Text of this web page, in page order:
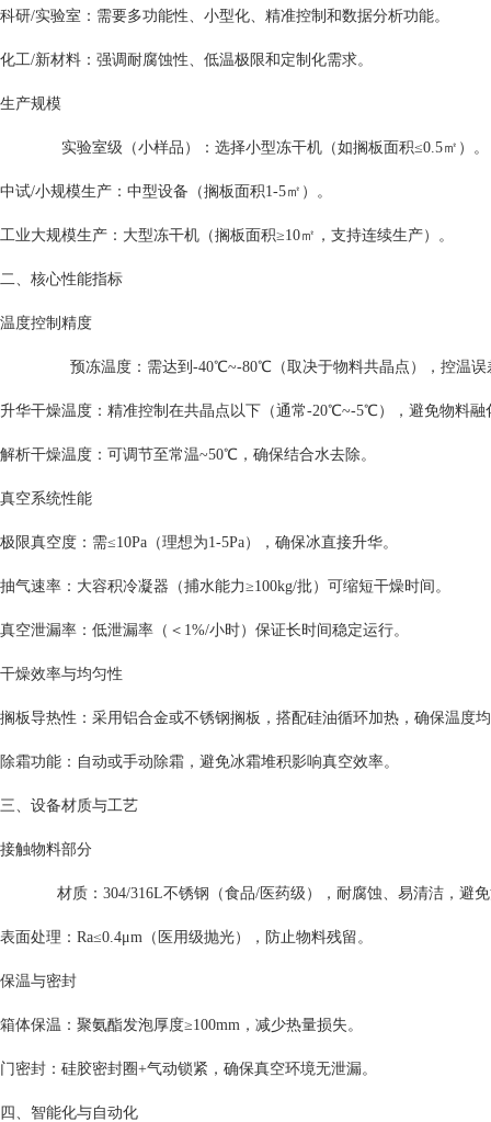
科研/实验室：需要多功能性、小型化、精准控制和数据分析功能。
化工/新材料：强调耐腐蚀性、低温极限和定制化需求。
生产规模
实验室级（小样品）：选择小型冻干机（如搁板面积≤0.5㎡）。
中试/小规模生产：中型设备（搁板面积1-5㎡）。
工业大规模生产：大型冻干机（搁板面积≥10㎡，支持连续生产）。
二、核心性能指标
温度控制精度
预冻温度：需达到-40℃~-80℃（取决于物料共晶点），控温误
升华干燥温度：精准控制在共晶点以下（通常-20℃~-5℃），避免物料融
解析干燥温度：可调节至常温~50℃，确保结合水去除。
真空系统性能
极限真空度：需≤10Pa（理想为1-5Pa），确保冰直接升华。
抽气速率：大容积冷凝器（捕水能力≥100kg/批）可缩短干燥时间。
真空泄漏率：低泄漏率（＜1%/小时）保证长时间稳定运行。
干燥效率与均匀性
搁板导热性：采用铝合金或不锈钢搁板，搭配硅油循环加热，确保温度
除霜功能：自动或手动除霜，避免冰霜堆积影响真空效率。
三、设备材质与工艺
接触物料部分
材质：304/316L不锈钢（食品/医药级），耐腐蚀、易清洁，避免
表面处理：Ra≤0.4μm（医用级抛光），防止物料残留。
保温与密封
箱体保温：聚氨酯发泡厚度≥100mm，减少热量损失。
门密封：硅胶密封圈+气动锁紧，确保真空环境无泄漏。
四、智能化与自动化